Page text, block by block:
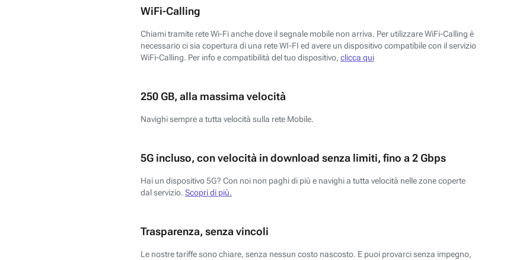
WiFi-Calling
Chiami tramite rete Wi-Fi anche dove il segnale mobile non arriva. Per utilizzare WiFi-Calling è
necessario ci sia copertura di una rete WI-FI ed avere un dispositivo compatibile con il servizio
WiFi-Calling. Per info e compatibilità del tuo dispositivo, clicca qui
250 GB, alla massima velocità
Navighi sempre a tutta velocità sulla rete Mobile.
5G incluso, con velocità in download senza limiti, fino a 2 Gbps
Hai un dispositivo 5G? Con noi non paghi di più e navighi a tutta velocità nelle zone coperte
dal servizio. Scopri di più.
Trasparenza, senza vincoli
Le nostre tariffe sono chiare, senza nessun costo nascosto. E puoi provarci senza impegno,